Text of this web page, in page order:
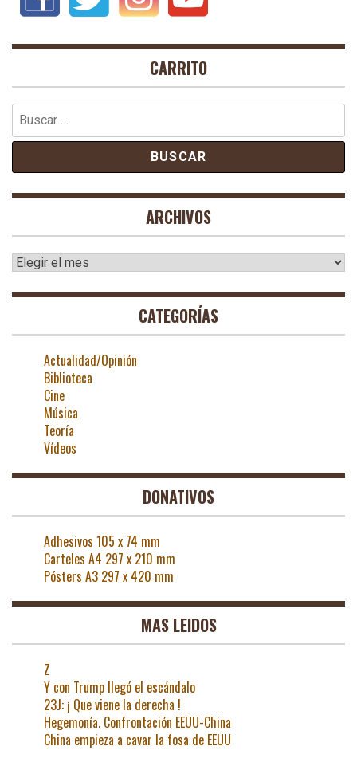
CARRITO
Buscar:
ARCHIVOS
Archivos
CATEGORÍAS
Actualidad/Opinión
Biblioteca
Cine
Música
Teoría
Vídeos
DONATIVOS
Adhesivos 105 x 74 mm
Carteles A4 297 x 210 mm
Pósters A3 297 x 420 mm
MAS LEIDOS
Z
Y con Trump llegó el escándalo
23J: ¡ Que viene la derecha !
Hegemonía. Confrontación EEUU-China
China empieza a cavar la fosa de EEUU